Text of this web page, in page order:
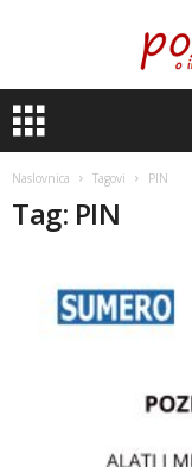
Naslovnica Tagovi PIN
Tag: PIN